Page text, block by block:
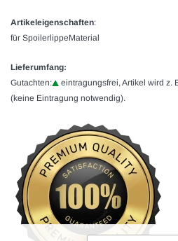
Artikeleigenschaften:
für SpoilerlippeMaterial
Lieferumfang:
Gutachten:
eintragungsfrei, Artikel wird z.
(keine Eintragung notwendig).